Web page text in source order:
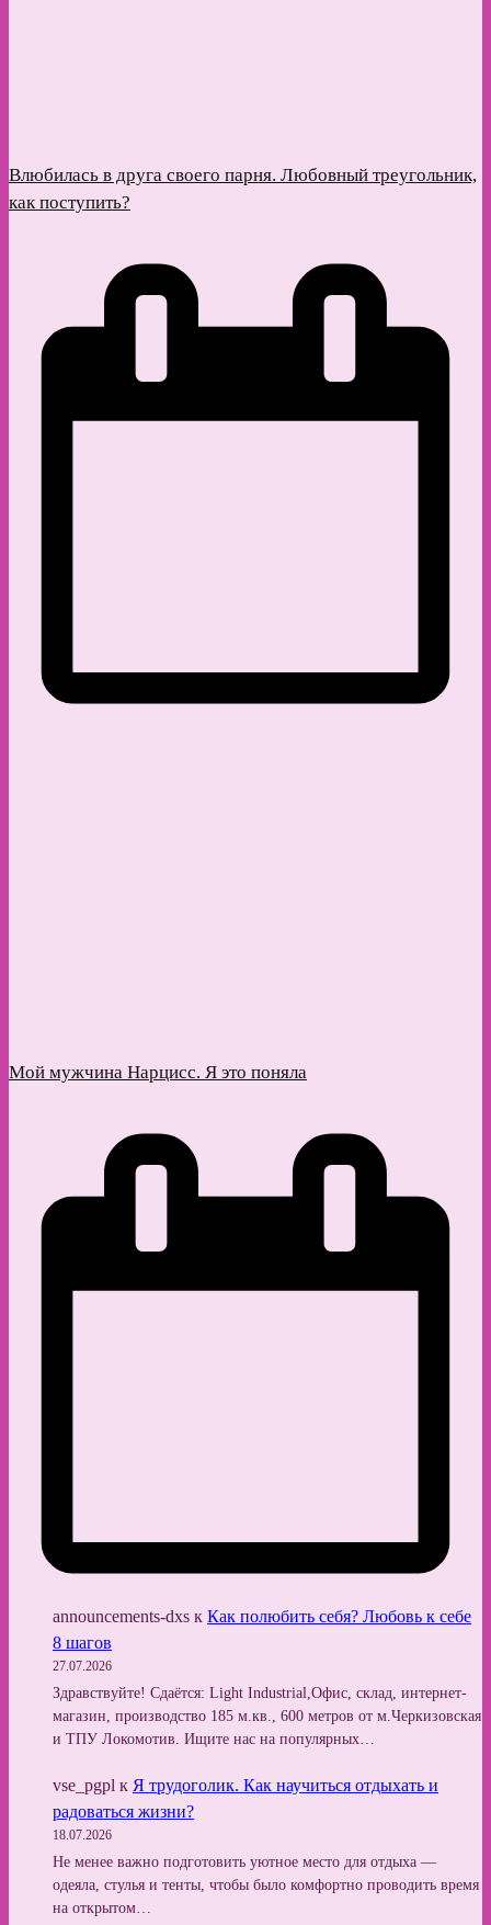
Влюбилась в друга своего парня. Любовный треугольник,
как поступить?
Мой мужчина Нарцисс. Я это поняла
announcements-dxs к Как полюбить себя? Любовь к себе
8 шагов
27.07.2026
Здравствуйте! Сдаётся: Light Industrial,Офис, склад, интернет-
магазин, производство 185 м.кв., 600 метров от м.Черкизовская
и ТПУ Локомотив. Ищите нас на популярных…
vse_pgpl к Я трудоголик. Как научиться отдыхать и
радоваться жизни?
18.07.2026
Не менее важно подготовить уютное место для отдыха —
одеяла, стулья и тенты, чтобы было комфортно проводить время
на открытом…